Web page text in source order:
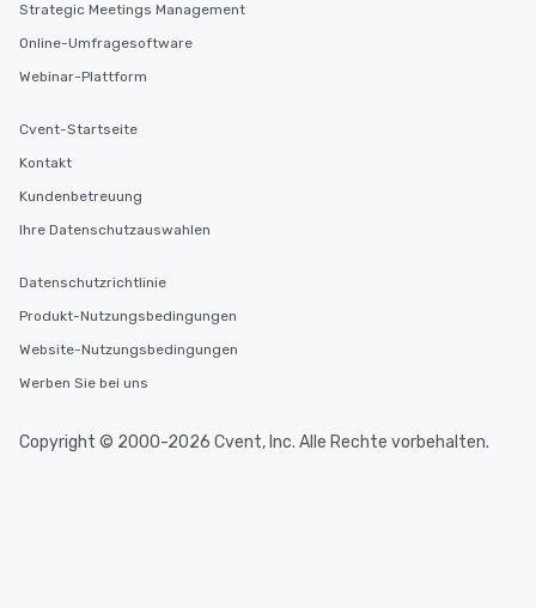
Strategic Meetings Management
Online-Umfragesoftware
Webinar-Plattform
Cvent-Startseite
Kontakt
Kundenbetreuung
Ihre Datenschutzauswahlen
Datenschutzrichtlinie
Produkt-Nutzungsbedingungen
Website-Nutzungsbedingungen
Werben Sie bei uns
Copyright © 2000-2026 Cvent, Inc. Alle Rechte vorbehalten.